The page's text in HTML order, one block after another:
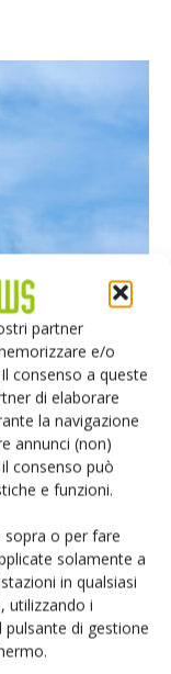
partner
e/o
consenso a queste
di elaborare
la navigazione
annunci (non)
consenso può
e funzioni.
o per fare
solamente a
in qualsiasi
utilizzando i
pulsante di gestione
il 2nm in...